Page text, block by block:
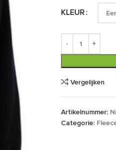
KLEUR
Vergelijken
Artikelnummer:
Categorie: